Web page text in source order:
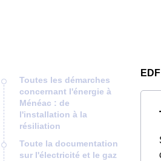
Toutes les démarches
concernant l'énergie à
Ménéac : de
l'installation à la
résiliation
Toute la documentation
sur l'électricité et le gaz